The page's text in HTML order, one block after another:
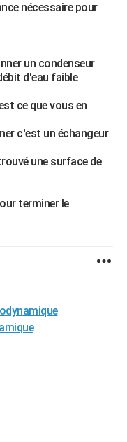
nécessaire pour
un condenseur
d'eau faible
ce que vous en
c'est un échangeur
une surface de
terminer le